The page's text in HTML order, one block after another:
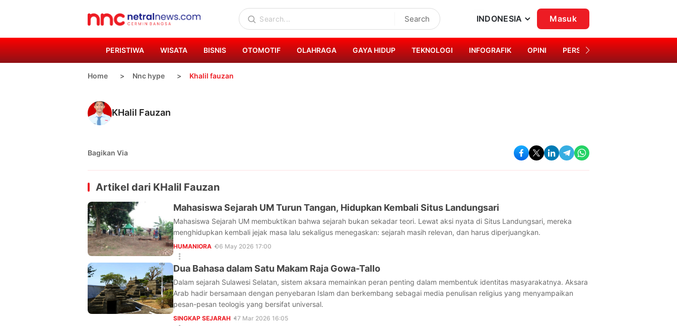
Search INDONESIA Masuk
PERISTIWA WISATA BISNIS OTOMOTIF OLAHRAGA GAYA HIDUP TEKNOLOGI INFOGRAFIK OPINI PERSONA
Home Nnc hype Khalil fauzan
KHalil Fauzan
Bagikan Via
Artikel dari KHalil Fauzan
Mahasiswa Sejarah UM Turun Tangan, Hidupkan Kembali Situs Landungsari
Mahasiswa Sejarah UM membuktikan bahwa sejarah bukan sekadar teori. Lewat aksi nyata di Situs Landungsari, mereka
menghidupkan kembali jejak masa lalu sekaligus menegaskan: sejarah masih relevan, dan harus diperjuangkan.
HUMANIORA 06 May 2026 17:00
Dua Bahasa dalam Satu Makam Raja Gowa-Tallo
Dalam sejarah Sulawesi Selatan, sistem aksara memainkan peran penting dalam membentuk identitas masyarakatnya. Aksara
Arab hadir bersamaan dengan penyebaran Islam dan berkembang sebagai media penulisan religius yang menyampaikan
pesan-pesan teologis yang bersifat universal.
SINGKAP SEJARAH 17 Mar 2026 16:05